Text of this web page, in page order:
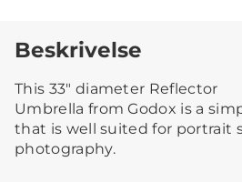
Beskrivelse
This 33" diameter Reflector
Umbrella from Godox is a
that is well suited for portrait
photography.